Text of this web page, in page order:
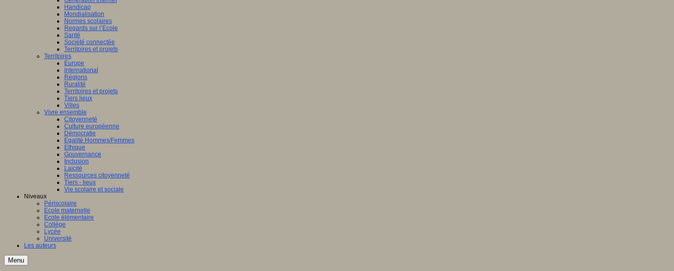
Handicap
Mondialisation
Normes scolaires
Regards sur l’Ecole
Santé
Société connectée
Territoires et projets
Territoires
Europe
International
Régions
Ruralité
Territoires et projets
Tiers lieux
Villes
Vivre ensemble
Citoyenneté
Culture européenne
Démocratie
Egalité Hommes/Femmes
Ethique
Gouvernance
Inclusion
Laïcité
Ressources citoyenneté
Tiers - lieux
Vie scolaire et sociale
Niveaux
Périscolaire
Ecole maternelle
Ecole élémentaire
Collège
Lycée
Université
Les auteurs
Menu